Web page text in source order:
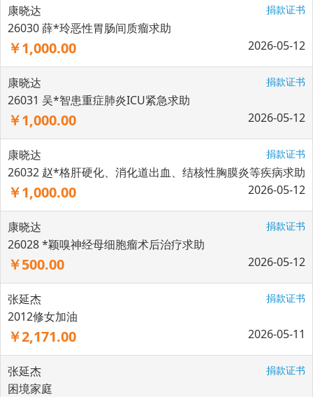
康晓达 捐款证书
26030 薛*玲恶性胃肠间质瘤求助
￥1,000.00 2026-05-12
康晓达 捐款证书
26031 吴*智患重症肺炎ICU紧急求助
￥1,000.00 2026-05-12
康晓达 捐款证书
26032 赵*格肝硬化、消化道出血、结核性胸膜炎等疾病求助
￥1,000.00 2026-05-12
康晓达 捐款证书
26028 *颖嗅神经母细胞瘤术后治疗求助
￥500.00 2026-05-12
张延杰 捐款证书
2012修女加油
￥2,171.00 2026-05-11
张延杰 捐款证书
困境家庭